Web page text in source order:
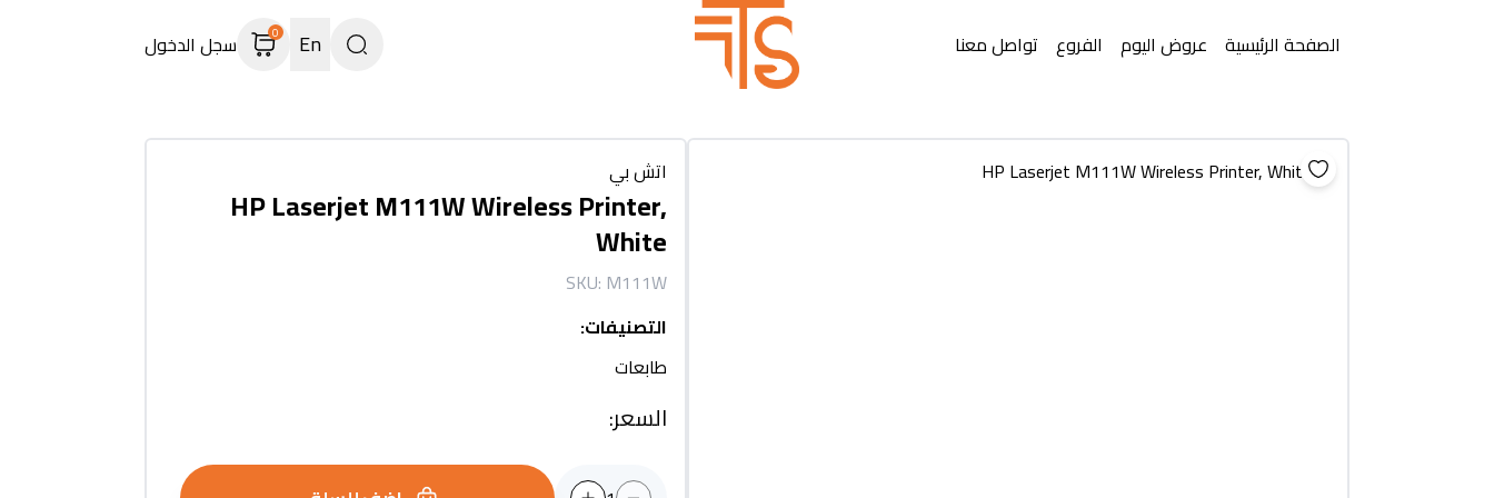
الصفحة الرئيسية عروض اليوم الفروع تواصل معنا En
0 سجل الدخول
اتش بي
HP Laserjet M111W Wireless Printer,
White
SKU: M111W
التصنيفات:
طابعات
السعر: